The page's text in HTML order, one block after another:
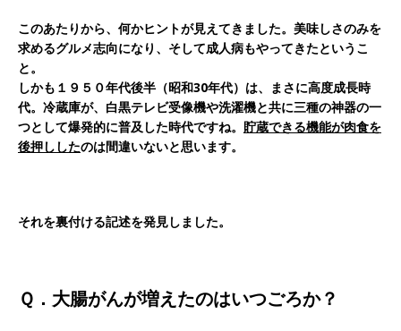
このあたりから、何かヒントが見えてきました。美味しさのみを
求めるグルメ志向になり、そして成人病もやってきたというこ
と。
しかも１９５０年代後半（昭和30年代）は、まさに高度成長時
代。冷蔵庫が、白黒テレビ受像機や洗濯機と共に三種の神器の一
つとして爆発的に普及した時代ですね。 貯蔵できる機能が肉食を
後押ししたのは間違いないと思います。
それを裏付ける記述を発見しました。
Ｑ．大腸がんが増えたのはいつごろか？